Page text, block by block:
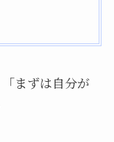
まずは自分が